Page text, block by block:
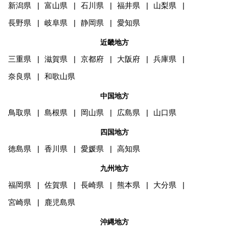
新潟県 富山県 石川県 福井県
山梨県
長野県
岐阜県 静岡県 愛知県
近畿地方
三重県 滋賀県 京都府 大阪府
兵庫県
奈良県
和歌山県
中国地方
鳥取県 島根県 岡山県 広島県 山口県
四国地方
徳島県 香川県 愛媛県 高知県
九州地方
福岡県 佐賀県 長崎県 熊本県
大分県
宮崎県
鹿児島県
沖縄地方